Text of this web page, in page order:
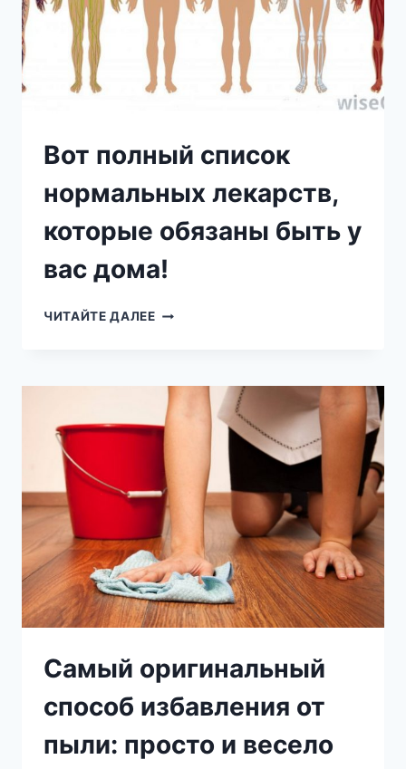
Вот полный список
нормальных лекарств,
которые обязаны быть у
вас дома!
ЧИТАЙТЕ ДАЛЕЕВОТ
ЛЕКАРСТВ,
КОТОРЫЕ
ОБЯЗАНЫ
ВАС
ДОМА!
Самый оригинальный
способ избавления от
пыли: просто и весело